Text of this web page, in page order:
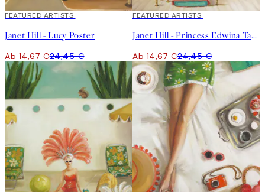
40%*
FEATURED ARTISTS
Janet Hill - Lucy Poster
Ab 14,67 €24,45 €
40%*
FEATURED ARTISTS
Janet Hill - Princess Edwina Takes A Bath Poster
Ab 14,67 €24,45 €